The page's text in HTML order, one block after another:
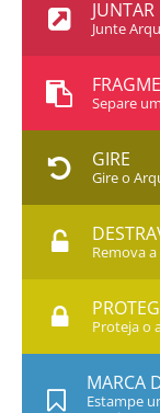
JUNTAR
Junte
Separe
GIRE
Gire o
Remova
Proteja o
MARCA
Estampe